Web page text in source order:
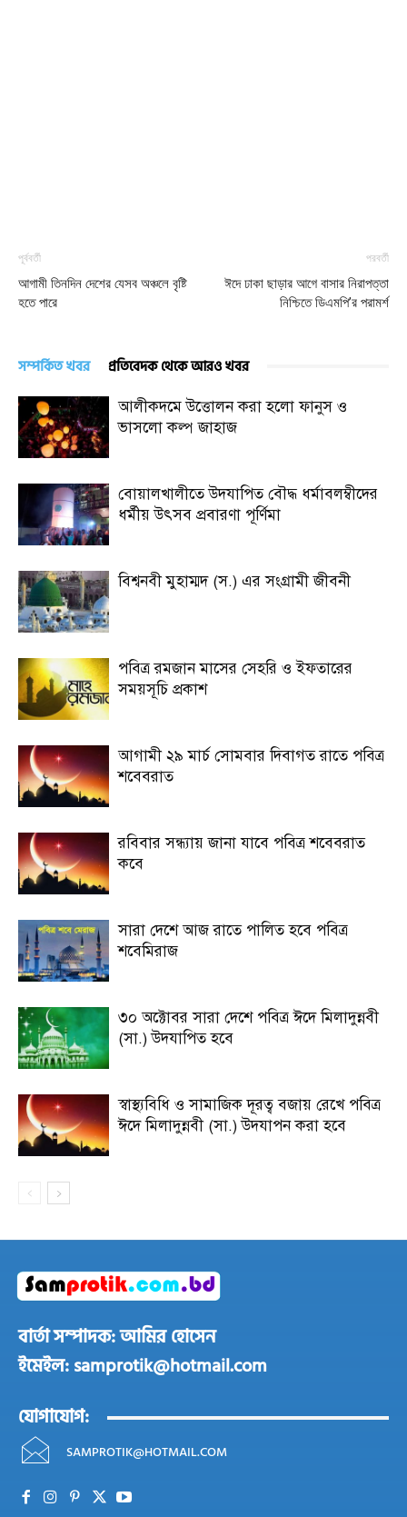
পূর্ববর্তী
আগামী তিনদিন দেশের যেসব অঞ্চলে বৃষ্টি
হতে পারে
পরবর্তী
ঈদে ঢাকা ছাড়ার আগে বাসার নিরাপত্তা
নিশ্চিতে ডিএমপি’র পরামর্শ
সম্পর্কিত খবর প্রতিবেদক থেকে আরও খবর
আলীকদমে উত্তোলন করা হলো ফানুস ও
ভাসলো কল্প জাহাজ
বোয়ালখালীতে উদযাপিত বৌদ্ধ ধর্মাবলম্বীদের
ধর্মীয় উৎসব প্রবারণা পূর্ণিমা
বিশ্বনবী মুহাম্মদ (স.) এর সংগ্রামী জীবনী
পবিত্র রমজান মাসের সেহরি ও ইফতারের
সময়সূচি প্রকাশ
আগামী ২৯ মার্চ সোমবার দিবাগত রাতে পবিত্র
শবেবরাত
রবিবার সন্ধ্যায় জানা যাবে পবিত্র শবেবরাত
কবে
সারা দেশে আজ রাতে পালিত হবে পবিত্র
শবেমিরাজ
৩০ অক্টোবর সারা দেশে পবিত্র ঈদে মিলাদুন্নবী
(সা.) উদযাপিত হবে
স্বাস্থ্যবিধি ও সামাজিক দূরত্ব বজায় রেখে পবিত্র
ঈদে মিলাদুন্নবী (সা.) উদযাপন করা হবে
বার্তা সম্পাদক: আমির হোসেন
ইমেইল: samprotik@hotmail.com
যোগাযোগ:
SAMPROTIK@HOTMAIL.COM